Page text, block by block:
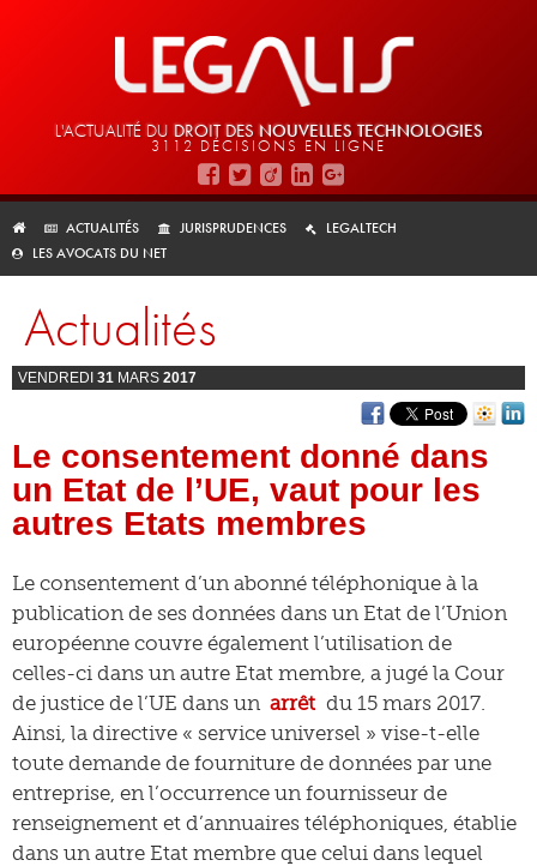
L'ACTUALITÉ DU DROIT DES NOUVELLES TECHNOLOGIES
3112 DÉCISIONS EN LIGNE
ACTUALITÉS JURISPRUDENCES
LEGALTECH
LES AVOCATS DU NET
Actualités
VENDREDI 31 MARS 2017
Le consentement donné dans
un Etat de l’UE, vaut pour les
autres Etats membres
Le consentement d’un abonné téléphonique à la
publication de ses données dans un Etat de l’Union
européenne couvre également l’utilisation de
celles-ci dans un autre Etat membre, a jugé la Cour
de justice de l’UE dans un arrêt du 15 mars 2017.
Ainsi, la directive « service universel » vise-t-elle
toute demande de fourniture de données par une
entreprise, en l’occurrence un fournisseur de
renseignement et d’annuaires téléphoniques, établie
dans un autre Etat membre que celui dans lequel